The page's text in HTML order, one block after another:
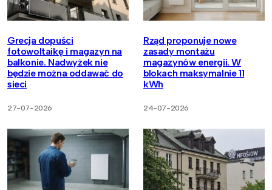
Grecja dopuści
fotowoltaikę i magazyn na
balkonie. Nadwyżek nie
będzie można oddawać do
sieci
27-07-2026
Rząd proponuje nowe
zasady montażu
magazynów energii. W
blokach maksymalnie 11
kWh
24-07-2026